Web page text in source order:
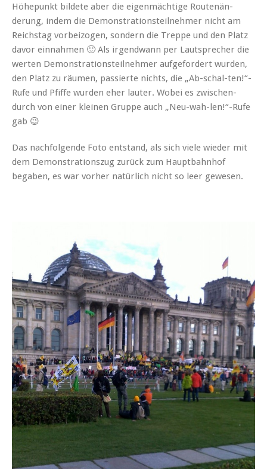
Höhep­unkt bildete aber die eigen­mächtige Routenän­
derung, indem die Demon­stra­tionsteil­nehmer nicht am
Reich­stag vor­beizo­gen, son­dern die Treppe und den Platz
davor ein­nah­men 🙂 Als irgend­wann per Laut­sprech­er die
werten Demon­stra­tionsteil­nehmer aufge­fordert wur­den,
den Platz zu räu­men, passierte nichts, die „Ab-schal-ten!“-
Rufe und Pfiffe wur­den eher lauter. Wobei es zwis­chen­
durch von ein­er kleinen Gruppe auch „Neu-wah-len!“-Rufe
gab 😉
Das nach­fol­gende Foto ent­stand, als sich viele wieder mit
dem Demon­stra­tionszug zurück zum Haupt­bahn­hof
begaben, es war vorher natür­lich nicht so leer gewesen.